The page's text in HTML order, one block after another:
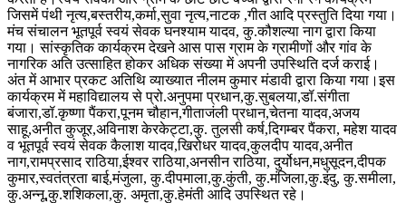
जिसमें पंथी नृत्य,बस्तरीय,कर्मा,सुवा नृत्य,नाटक ,गीत आदि प्रस्तुति दिया गया।
मंच संचालन भूतपूर्व स्वयं सेवक घनश्याम यादव, कु.कौशल्या नाग द्वारा किया
गया। सांस्कृतिक कार्यक्रम देखने आस पास ग्राम के ग्रामीणों और गांव के
नागरिक अति उत्साहित होकर अधिक संख्या में अपनी उपस्थिति दर्ज कराई।
अंत में आभार प्रकट अतिथि व्याख्यात नीलम कुमार मंडावी द्वारा किया गया।इस
कार्यक्रम में महाविद्यालय से प्रो.अनुपमा प्रधान,कु.सुबलया,डॉ.संगीता
बंजारा,डॉ.कृष्णा पैंकरा,पूनम चौहान,गीताजंली प्रधान,चेतना यादव,अजय
साहू,अनीत कुजूर,अविनाश केरकेट्टा,कु. तुलसी कर्ष,दिगम्बर पैंकरा, महेश यादव
व भूतपूर्व स्वयं सेवक कैलाश यादव,खिरोधर यादव,कुलदीप यादव,अनीत
नाग,रामप्रसाद राठिया,ईश्वर राठिया,अनसीन राठिया, दुर्योधन,मधुसूदन,दीपक
कुमार,स्वतंत्रता बाई,मंजुला, कु.दीपमाला,कु.कुंती, कु.मंजिला,कु.इंदु, कु.समीला,
कु.अन्नू,कु.शशिकला,कु. अमृता,कु.हेमंती आदि उपस्थित रहे।